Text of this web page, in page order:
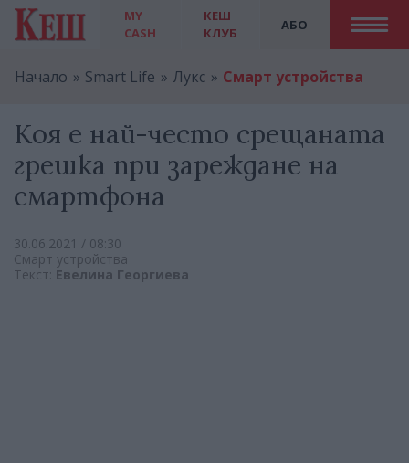
MY
CASH
АБО
КЕШ
КЛУБ
Начало Smart Life Лукс Смарт устройства
Коя е най-често срещаната
грешка при зареждане на
смартфона
30.06.2021 / 08:30
Смарт устройства
Текст: Евелина Георгиева